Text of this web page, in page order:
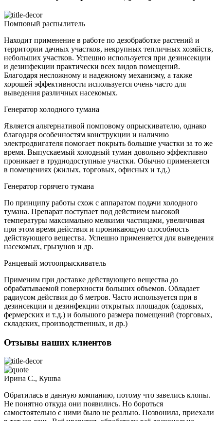
Помповый распылитель
Находит применение в работе по дезобработке растений и
территории дачных участков, некрупных тепличных хозяйств,
небольших участков. Успешно используется при дезинсекции
и дезинфекции практически всех видов помещений.
Благодаря несложному и надежному механизму, а также
хорошей эффективности используется очень часто для
выведения различных насекомых.
Генератор холодного тумана
Является альтернативой помповому опрыскивателю, однако
благодаря особенностям конструкции и наличию
электродвигателя помогает покрыть большие участки за то же
время. Выпускаемый холодный туман довольно эффективно
проникает в труднодоступные участки. Обычно применяется
в помещениях (жилых, торговых, офисных и т.д.)
Генератор горячего тумана
По принципу работы схож с аппаратом подачи холодного
тумана. Препарат поступает под действием высокой
температуры максимально мелкими частицами, увеличивая
при этом время действия и проникающую способность
действующего вещества. Успешно применяется для выведения
насекомых, грызунов и др.
Ранцевый мотоопрыскиватель
Применим при доставке действующего вещества до
обрабатываемой поверхности больших объемов. Обладает
радиусом действия до 6 метров. Часто используется при в
дезинсекции и дезинфекции открытых площадок (садовых,
фермерских и т.д.) и большого размера помещений (торговых,
складских, производственных, и др.)
Отзывы наших клиентов
Ирина С., Кушва
Обратилась в данную компанию, потому что завелись клопы.
Не понятно откуда они появились. Но бороться
самостоятельно с ними было не реально. Позвонила, приехали